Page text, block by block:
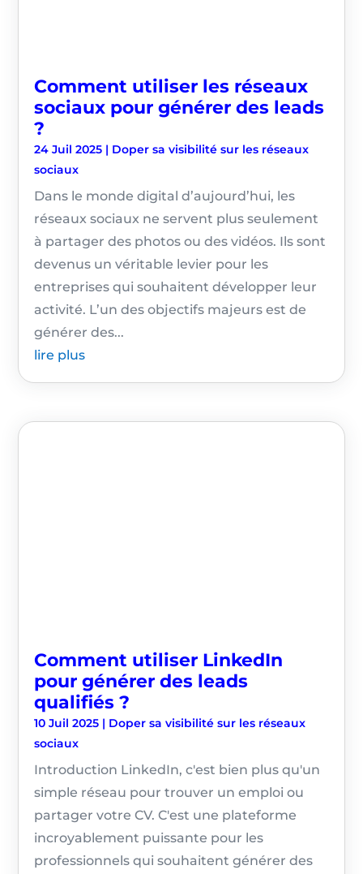
Comment utiliser les réseaux
sociaux pour générer des leads
?
24 Juil 2025 | Doper sa visibilité sur les réseaux
sociaux
Dans le monde digital d’aujourd’hui, les
réseaux sociaux ne servent plus seulement
à partager des photos ou des vidéos. Ils sont
devenus un véritable levier pour les
entreprises qui souhaitent développer leur
activité. L’un des objectifs majeurs est de
générer des...
lire plus
Comment utiliser LinkedIn
pour générer des leads
qualifiés ?
10 Juil 2025 | Doper sa visibilité sur les réseaux
sociaux
Introduction LinkedIn, c'est bien plus qu'un
simple réseau pour trouver un emploi ou
partager votre CV. C'est une plateforme
incroyablement puissante pour les
professionnels qui souhaitent générer des